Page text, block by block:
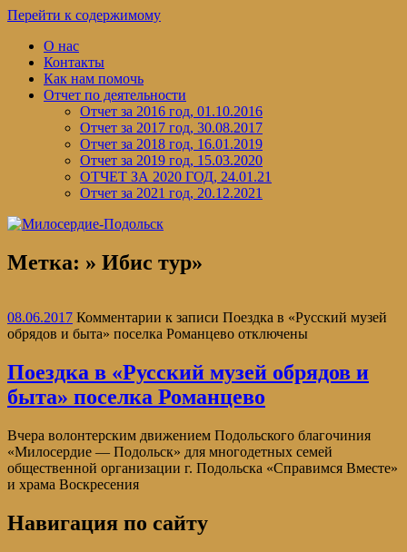
Перейти к содержимому
О нас
Контакты
Как нам помочь
Отчет по деятельности
Отчет за 2016 год, 01.10.2016
Отчет за 2017 год, 30.08.2017
Отчет за 2018 год, 16.01.2019
Отчет за 2019 год, 15.03.2020
ОТЧЕТ ЗА 2020 ГОД, 24.01.21
Отчет за 2021 год, 20.12.2021
Метка: » Ибис тур»
08.06.2017 Комментарии к записи Поездка в «Русский музей
обрядов и быта» поселка Романцево отключены
Поездка в «Русский музей обрядов и
быта» поселка Романцево
Вчера волонтерским движением Подольского благочиния
«Милосердие — Подольск» для многодетных семей
общественной организации г. Подольска «Справимся Вместе»
и храма Воскресения
Навигация по сайту